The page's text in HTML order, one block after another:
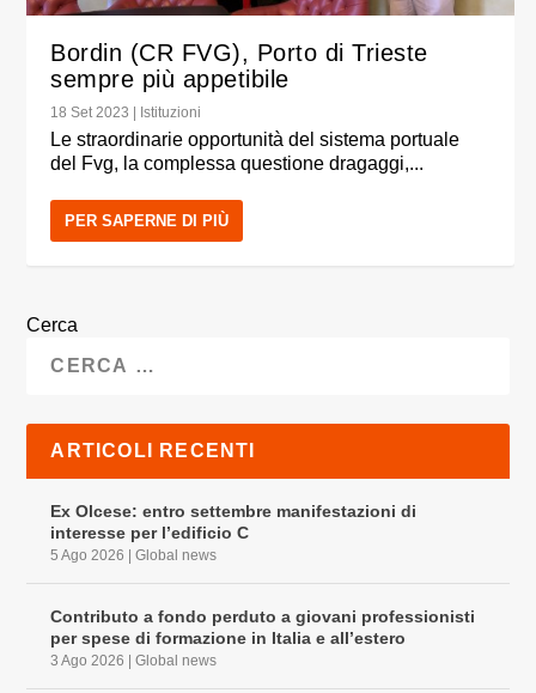
Bordin (CR FVG), Porto di Trieste
sempre più appetibile
18 Set 2023 Istituzioni
Le straordinarie opportunità del sistema portuale
del Fvg, la complessa questione dragaggi,...
PER SAPERNE DI PIÙ
Cerca
ARTICOLI RECENTI
Ex Olcese: entro settembre manifestazioni di
interesse per l’edificio C
5 Ago 2026 |Global news
Contributo a fondo perduto a giovani professionisti
per spese di formazione in Italia e all’estero
3 Ago 2026 |Global news